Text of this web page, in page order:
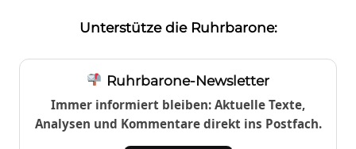
Unterstütze die Ruhrbarone:
Ruhrbarone-Newsletter
Immer informiert bleiben: Aktuelle Texte,
Analysen und Kommentare direkt ins Postfach.